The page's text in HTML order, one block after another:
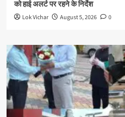
को हाई अलर्ट पर रहने के निर्देश
Lok Vichar August 5, 2026 0